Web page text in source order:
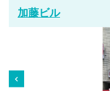
加藤ビル